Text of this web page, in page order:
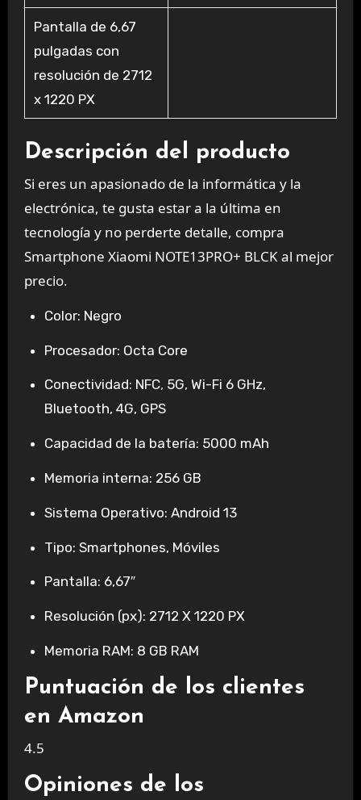
Pantalla de 6,67
pulgadas con
resolución de 2712
x 1220 PX
Descripción del producto
Si eres un apasionado de la informática y la
electrónica, te gusta estar a la última en
tecnología y no perderte detalle, compra
Smartphone Xiaomi NOTE13PRO+ BLCKal mejor
precio.
Color: Negro
Procesador: Octa Core
Conectividad: NFC, 5G, Wi-Fi 6 GHz,
Bluetooth, 4G, GPS
Capacidad de la batería: 5000 mAh
Memoria interna: 256 GB
Sistema Operativo: Android 13
Tipo: Smartphones, Móviles
Pantalla: 6,67″
Resolución (px): 2712 X 1220 PX
Memoria RAM: 8 GB RAM
Puntuación de los clientes
en Amazon
4.5
Opiniones de los